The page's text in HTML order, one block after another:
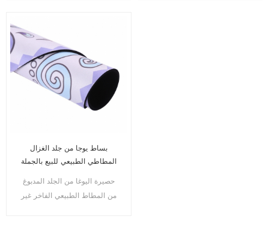
بساط يوجا من جلد الغزال
المطاطي الطبيعي للبيع بالجملة
حصيرة اليوغا من الجلد المدبوغ
من المطاط الطبيعي الفاخر غير